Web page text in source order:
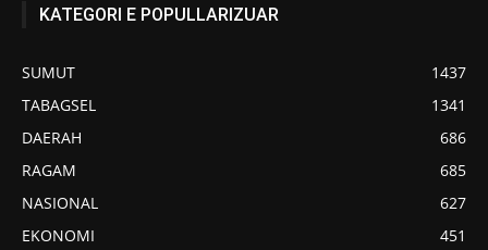
KATEGORI E POPULLARIZUAR
SUMUT
1437
TABAGSEL
1341
DAERAH
686
RAGAM
685
NASIONAL
627
EKONOMI
451